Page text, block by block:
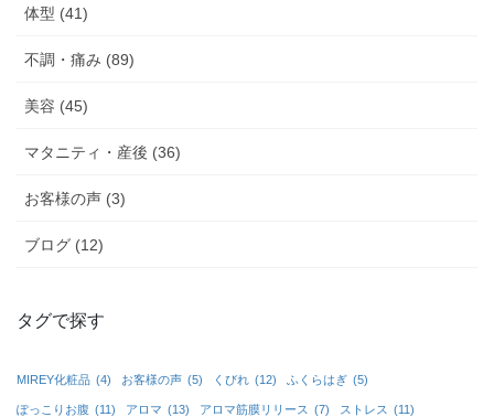
体型 (41)
不調・痛み (89)
美容 (45)
マタニティ・産後 (36)
お客様の声 (3)
ブログ (12)
タグで探す
MIREY化粧品 (4) お客様の声 (5) くびれ (12) ふくらはぎ (5)
ぽっこりお腹 (11) アロマ (13) アロマ筋膜リリース (7) ストレス (11)